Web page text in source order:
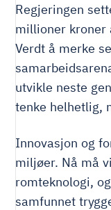
Regjeringen
millioner
Verdt å merke
utvikle neste
tenke helhetlig,
Innovasjon og
miljøer. Nå må
romteknologi,
samfunnet